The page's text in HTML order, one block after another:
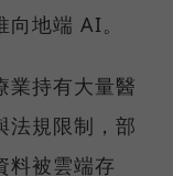
地端 AI。
業持有大量醫
法規限制，部
料被雲端存